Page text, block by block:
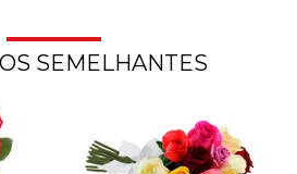
SEMELHANTES